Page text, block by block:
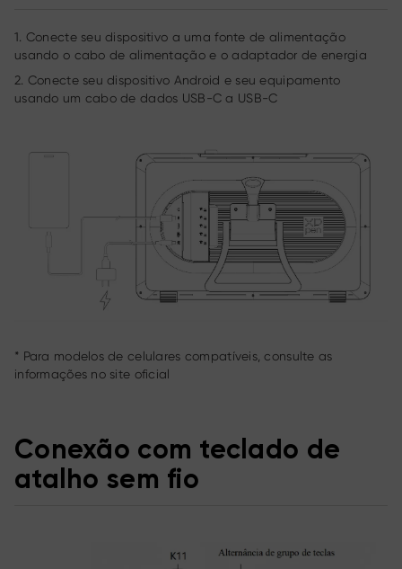
1. Conecte seu dispositivo a uma fonte de alimentação
usando o cabo de alimentação e o adaptador de energia
2. Conecte seu dispositivo Android e seu equipamento
usando um cabo de dados USB-C a USB-C
* Para modelos de celulares compatíveis, consulte as
informações no site oficial
Conexão com teclado de
atalho sem fio